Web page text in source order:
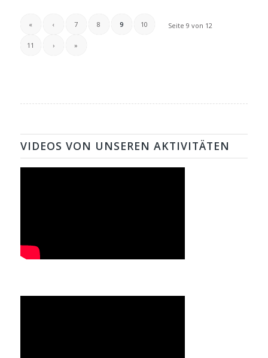
Seite 9 von 12
« ‹ 7 8 9 10
11 › »
VIDEOS VON UNSEREN AKTIVITÄTEN